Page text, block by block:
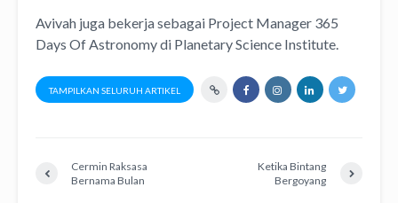
Avivah juga bekerja sebagai Project Manager 365
Days Of Astronomydi Planetary Science Institute.
TAMPILKAN SELURUH ARTIKEL
Cermin Raksasa
Bernama Bulan
Ketika Bintang
Bergoyang